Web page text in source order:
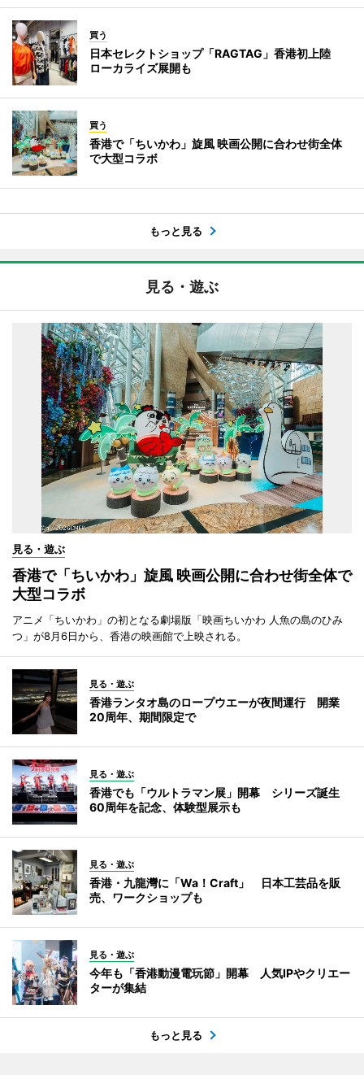
買う
日本セレクトショップ「RAGTAG」香港初上陸
ローカライズ展開も
買う
香港で「ちいかわ」旋風 映画公開に合わせ街全体
で大型コラボ
もっと見る
見る・遊ぶ
見る・遊ぶ
香港で「ちいかわ」旋風 映画公開に合わせ街全体で
大型コラボ
アニメ「ちいかわ」の初となる劇場版「映画ちいかわ 人魚の島のひみ
つ」が8月6日から、香港の映画館で上映される。
見る・遊ぶ
香港ランタオ島のロープウエーが夜間運行 開業
20周年、期間限定で
見る・遊ぶ
香港でも「ウルトラマン展」開幕 シリーズ誕生
60周年を記念、体験型展示も
見る・遊ぶ
香港・九龍灣に「Wa！Craft」 日本工芸品を販
売、ワークショップも
見る・遊ぶ
今年も「香港動漫電玩節」開幕 人気IPやクリエー
ターが集結
もっと見る